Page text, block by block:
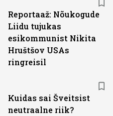
Reportaaž: Nõukogude
Liidu tujukas
esikommunist Nikita
Hruštšov USAs
ringreisil
Kuidas sai Šveitsist
neutraalne riik?